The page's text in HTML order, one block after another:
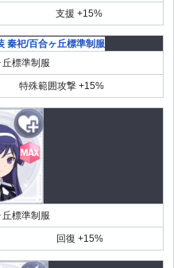
支援 +15%
標準制服
特殊範囲攻撃 +15%
標準制服
回復 +15%